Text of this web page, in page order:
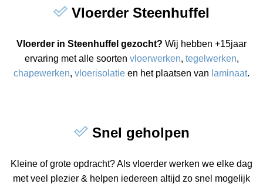
Vloerder Steenhuffel
Vloerder in Steenhuffel gezocht? Wij hebben +15jaar
ervaring met alle soorten vloerwerken, tegelwerken,
chapewerken, vloerisolatie en het plaatsen van laminaat.
Snel geholpen
Kleine of grote opdracht? Als vloerder werken we elke dag
met veel plezier & helpen iedereen altijd zo snel mogelijk